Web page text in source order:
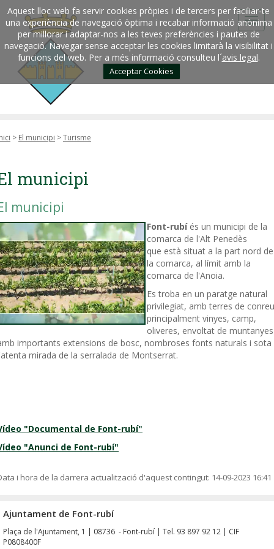
Aquest lloc web fa servir cookies pròpies i de tercers per faciliar-te
una experiència de navegació òptima i recabar informació anònima
per millorar i adaptar-nos a les teves preferències i pautes de
navegació. Navegar sense acceptar les cookies limitarà la visibilitat i
funcions del web. Per a més informació consulteu l´avis legal.
Acceptar Cookies
> El municipi >Turisme
municipi
municipi
Font-rubíés un municipi de la
comarca de l'Alt Penedès
que està situat a la part nord de
la comarca, al límit amb la
comarca de l'Anoia.
Es troba en un paratge natural
privilegiat, amb terres de
principalment vinyes, camp,
oliveres, envoltat de muntanyes
importants extensions de bosc, nombroses fonts naturals i sota
mirada de la serralada de Montserrat.
"Documental de Font-rubí"
"Anunci de Font-rubí"
i hora de la darrera actualització d'aquest contingut: 14-09-2023 16:41
Ajuntament de Font-rubí
Plaça de l'Ajuntament, 1 | 08736 - Font-rubí | Tel. 93 897 92 12 | CIF
P0808400F